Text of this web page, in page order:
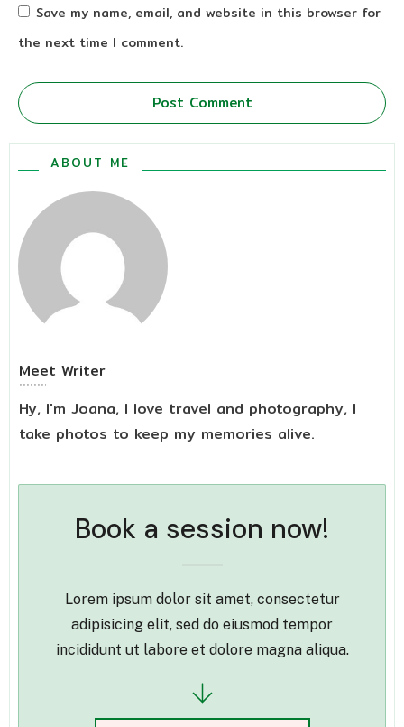
Save my name, email, and website in this browser for
the next time I comment.
Post Comment
ABOUT ME
Meet Writer
Hy, I'm Joana, I love travel and photography, I
take photos to keep my memories alive.
Book a session now!
Lorem ipsum dolor sit amet, consectetur
adipisicing elit, sed do eiusmod tempor
incididunt ut labore et dolore magna aliqua.